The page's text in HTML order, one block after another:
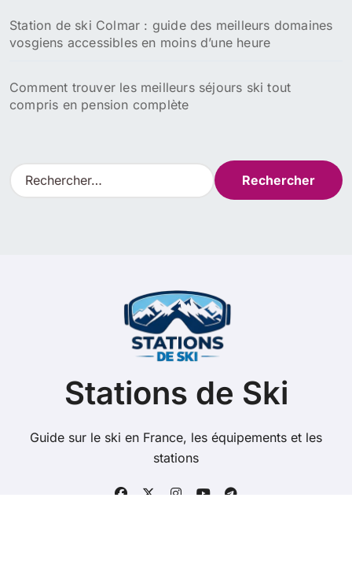
Station de ski Colmar : guide des meilleurs domaines
vosgiens accessibles en moins d’une heure
Comment trouver les meilleurs séjours ski tout
compris en pension complète
R
e
Stations de Ski
Guide sur le ski en France, les équipements et les
stations